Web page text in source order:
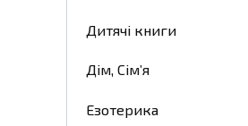
Дитячі книги
Дім, Сім’я
Езотерика